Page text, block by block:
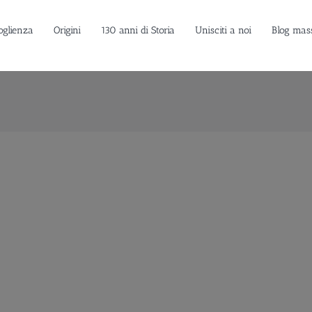
Origini 130 anni di Storia Unisciti a noi Blog